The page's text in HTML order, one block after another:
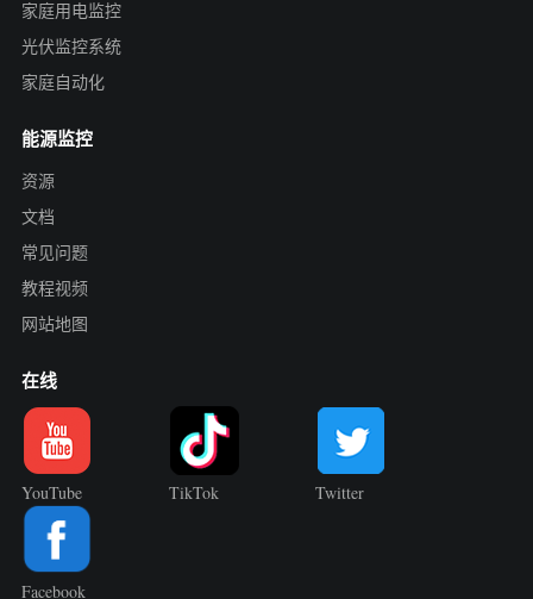
家庭用电监控
光伏监控系统
家庭自动化
能源监控
资源
文档
常见问题
教程视频
网站地图
在线
YouTube TikTok Twitter
Facebook